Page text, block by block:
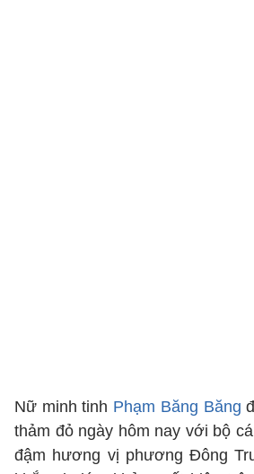
Nữ minh tinh Phạm Băng Băng
thảm đỏ ngày hôm nay với bộ
đậm hương vị phương Đông